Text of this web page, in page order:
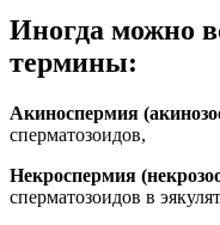
Иногда можно
термины:
Акиноспермия
сперматозоидов,
Некроспермия
сперматозоидов в